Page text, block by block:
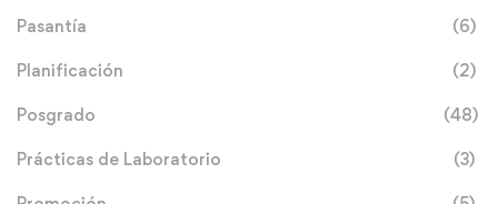
Pasantía (6)
Planificación (2)
Posgrado (48)
Prácticas de Laboratorio (3)